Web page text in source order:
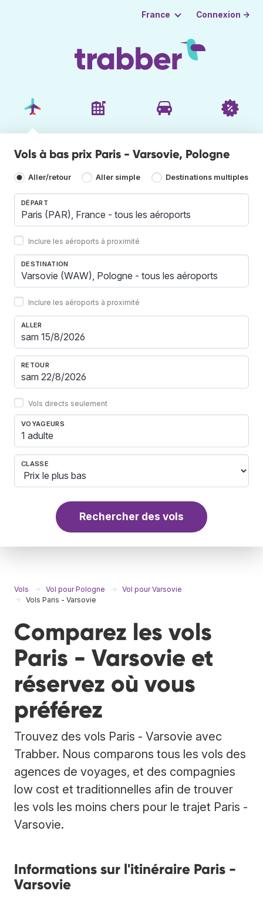
France Connexion →
Vols à bas prix Paris - Varsovie, Pologne
Aller/retour Aller simple Destinations multiples
DÉPART
Inclure les aéroports à proximité
DESTINATION
Inclure les aéroports à proximité
ALLER
RETOUR
Vols directs seulement
VOYAGEURS
1 adulte
CLASSE
Rechercher des vols
Vols Vol pour Pologne
Vol pour Varsovie
Vols Paris - Varsovie
Comparez les vols
Paris - Varsovie et
réservez où vous
préférez
Trouvez des vols Paris - Varsovie avec
Trabber. Nous comparons tous les vols des
agences de voyages, et des compagnies
low cost et traditionnelles afin de trouver
les vols les moins chers pour le trajet Paris -
Varsovie.
Informations sur l'itinéraire Paris -
Varsovie